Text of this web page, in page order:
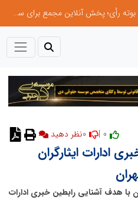
صورت‌های مالی سال ۱۴۰۴ کالبر در بوته رأی؛ پخش آنلاین مجمع برای سهامداران در سراسر کشور
نظر دهید
ادارات ایثارگران
با هدف آشنایی رابطین خبری ادارات